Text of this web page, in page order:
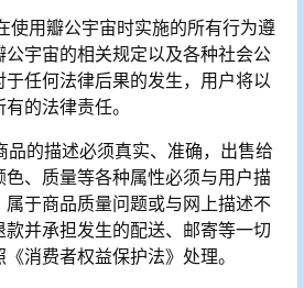
用瓣公宇宙时实施的所有行为遵
宇宙的相关规定以及各种社会公
任何法律后果的发生，用户将以
的法律责任。
的描述必须真实、准确，出售给
、质量等各种属性必须与用户描
于商品质量问题或与网上描述不
并承担发生的配送、邮寄等一切
消费者权益保护法》处理。